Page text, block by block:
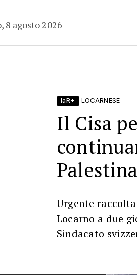
8 agosto 2026
laR+ LOCARNESE
Il Cisa
Palestina
Urgente
Locarno a due
Sindacato